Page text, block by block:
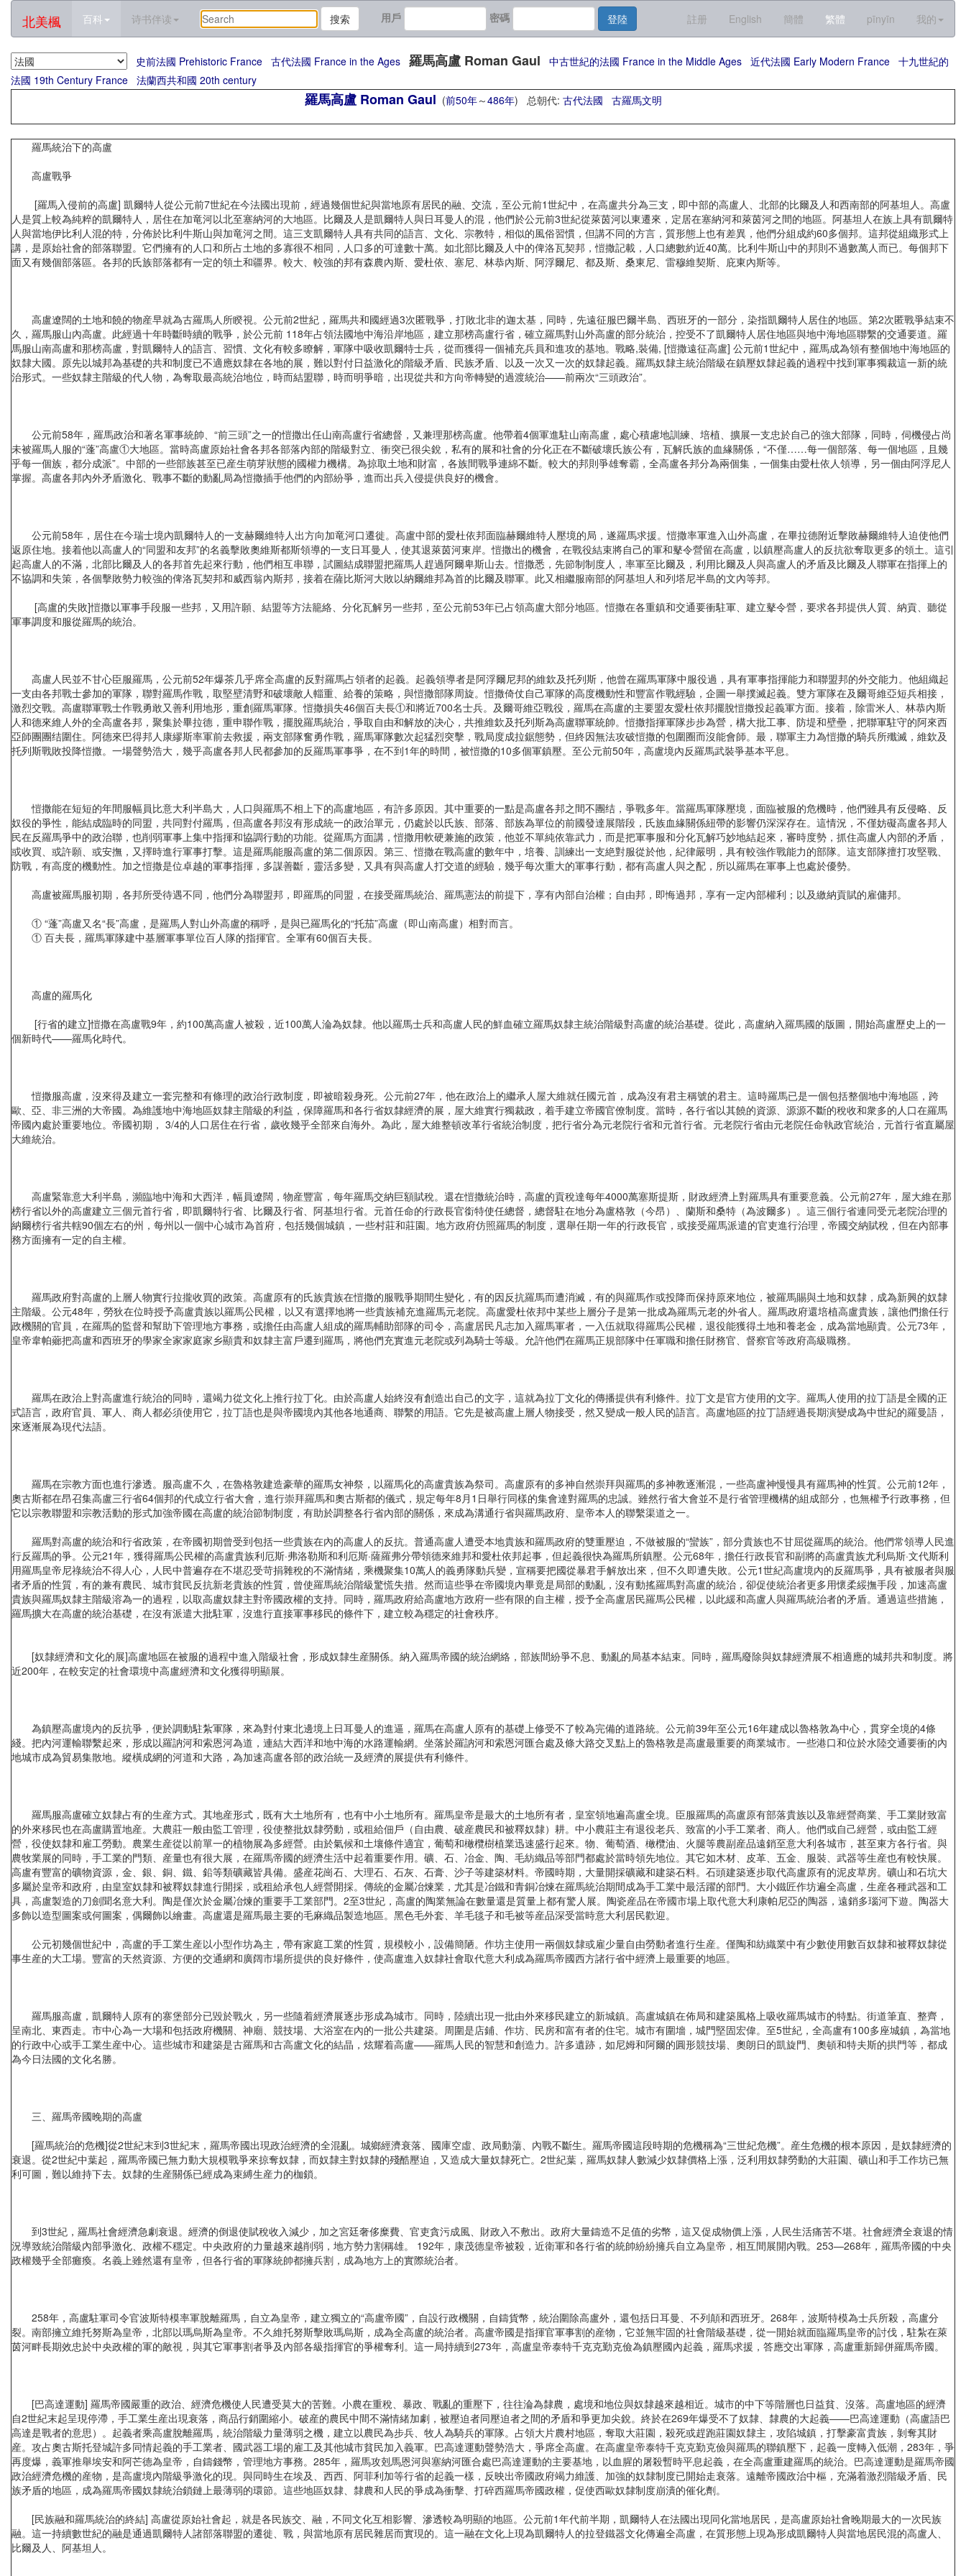
北美楓 百科 诗书伴读 搜索 用戶 密碼 登陸 註册 English 簡體 繁體 pīnyīn 我的
史前法國 Prehistoric France 古代法國 France in the Ages 羅馬高盧 Roman Gaul 中古世紀的法國 France in the Middle Ages 近代法國 Early Modern France 十九世紀的
法國 19th Century France 法蘭西共和國 20th century
羅馬高盧 Roman Gaul (前50年～486年) 总朝代: 古代法國 古羅馬文明
羅馬統治下的高盧
高盧戰爭
[羅馬入侵前的高盧] 凱爾特人從公元前7世紀在今法國出現前，經過幾個世紀與當地原有居民的融、交流，至公元前1世紀中，在高盧共分為三支，即中部的高盧人、北部的比爾及人和西南部的阿基坦人。高盧
人是質上較為純粹的凱爾特人，居住在加竜河以北至塞納河的大地區。比爾及人是凱爾特人與日耳曼人的混，他們於公元前3世紀從萊茵河以東遷來，定居在塞納河和萊茵河之間的地區。阿基坦人在族上具有凱爾特
人與當地伊比利人混的特，分佈於比利牛斯山與加竜河之間。這三支凱爾特人具有共同的語言、文化、宗教特，相似的風俗習慣，但講不同的方言，質形態上也有差異，他們分組成約60多個邦。這邦從組織形式上
講，是原始社會的部落聯盟。它們擁有的人口和所占土地的多寡很不相同，人口多的可達數十萬。如北部比爾及人中的俾洛瓦契邦，愷撒記載，人口總數約近40萬。比利牛斯山中的邦則不過數萬人而已。每個邦下
面又有幾個部落區。各邦的氏族部落都有一定的領土和疆界。較大、較強的邦有森農內斯、愛杜依、塞尼、林恭內斯、阿浮爾尼、都及斯、桑東尼、雷穆維契斯、庇東內斯等。
高盧遼闊的土地和饒的物産早就為古羅馬人所睽視。公元前2世紀，羅馬共和國經過3次匿戰爭，打敗北非的迦太基，同時，先遠征服巴爾半島、西班牙的一部分，染指凱爾特人居住的地區。第2次匿戰爭結束不
久，羅馬服山內高盧。此經過十年時斷時續的戰爭，於公元前 118年占領法國地中海沿岸地區，建立那榜高盧行省，確立羅馬對山外高盧的部分統治，控受不了凱爾特人居住地區與地中海地區聯繫的交通要道。羅
馬服山南高盧和那榜高盧，對凱爾特人的語言、習慣、文化有較多瞭解，軍隊中吸收凱爾特士兵，從而獲得一個補充兵員和進攻的基地。戰略,裝備, [愷撒遠征高盧] 公元前1世紀中，羅馬成為領有整個地中海地區的
奴隸大國。原先以城邦為基礎的共和制度已不適應奴隸在各地的展，難以對付日益激化的階級矛盾、民族矛盾、以及一次又一次的奴隸起義。羅馬奴隸主統治階級在鎮壓奴隸起義的過程中找到軍事獨裁這一新的統
治形式。一些奴隸主階級的代人物，為奪取最高統治地位，時而結盟聯，時而明爭暗，出現從共和方向帝轉變的過渡統治——前兩次“三頭政治”。
公元前58年，羅馬政治和著名軍事統帥、“前三頭”之一的愷撒出任山南高盧行省總督，又兼理那榜高盧。他帶着4個軍進駐山南高盧，處心積慮地訓練、培植、擴展一支忠於自己的強大部隊，同時，伺機侵占尚
未被羅馬人服的“蓬”高盧①大地區。當時高盧原始社會各邦各部落內部的階級對立、衝突已很尖銳，私有的展和社會的分化正在不斷破壞氏族公有，瓦解氏族的血緣關係，“不僅……每一個部落、每一個地區，且幾
乎每一個族，都分成派”。中部的一些部族甚至已産生萌芽狀態的國權力機構。為掠取土地和財富，各族間戰爭連綿不斷。較大的邦則爭雄奪霸，全高盧各邦分為兩個集，一個集由愛杜依人領導，另一個由阿浮尼人
掌握。高盧各邦內外矛盾激化、戰事不斷的動亂局為愷撒插手他們的內部紛爭，進而出兵入侵提供良好的機會。
公元前58年，居住在今瑞士境內凱爾特人的一支赫爾維特人出方向加竜河口遷徙。高盧中部的愛杜依邦面臨赫爾維特人壓境的局，遂羅馬求援。愷撒率軍進入山外高盧，在畢拉德附近擊敗赫爾維特人迫使他們
返原住地。接着他以高盧人的“同盟和友邦”的名義擊敗奧維斯都斯領導的一支日耳曼人，使其退萊茵河東岸。愷撒出的機會，在戰役結束將自己的軍和鼕令營留在高盧，以鎮壓高盧人的反抗欲奪取更多的領土。這引
起高盧人的不滿，北部比爾及人的各邦首先起來行動，他們相互串聯，試圖結成聯盟把羅馬人趕過阿爾卑斯山去。愷撒悉，先節制制度人，率軍至比爾及，利用比爾及人與高盧人的矛盾及比爾及人聯軍在指揮上的
不協調和失策，各個擊敗勢力較強的俾洛瓦契邦和威西翁內斯邦，接着在薩比斯河大敗以納爾維邦為首的比爾及聯軍。此又相繼服南部的阿基坦人和列塔尼半島的文內等邦。
[高盧的失敗]愷撒以軍事手段服一些邦，又用許願、結盟等方法籠絡、分化瓦解另一些邦，至公元前53年已占領高盧大部分地區。愷撒在各重鎮和交通要衝駐軍、建立鼕令營，要求各邦提供人質、納貢、聽從
軍事調度和服從羅馬的統治。
高盧人民並不甘心臣服羅馬，公元前52年爆茶几乎席全高盧的反對羅馬占領者的起義。起義領導者是阿浮爾尼邦的維欽及托列斯，他曾在羅馬軍隊中服役過，具有軍事指揮能力和聯盟邦的外交能力。他組織起
一支由各邦戰士參加的軍隊，聯對羅馬作戰，取堅壁清野和破壞敵人輜重、給養的策略，與愷撒部隊周旋。愷撒倚仗自己軍隊的高度機動性和豐富作戰經驗，企圖一舉撲滅起義。雙方軍隊在及爾哥維亞短兵相接，
激烈交戰。高盧聯軍戰士作戰勇敢又善利用地形，重創羅馬軍隊。愷撒損失46個百夫長①和將近700名士兵。及爾哥維亞戰役，羅馬在高盧的主要盟友愛杜依邦擺脫愷撒投起義軍方面。接着，除雷米人、林恭內斯
人和德來維人外的全高盧各邦，聚集於畢拉德，重申聯作戰，擺脫羅馬統治，爭取自由和解放的决心，共推維欽及托列斯為高盧聯軍統帥。愷撒指揮軍隊步步為營，構大批工事、防堤和壁壘，把聯軍駐守的阿來西
亞師團團结圍住。阿德來巴得邦人康繆斯率軍前去救援，兩支部隊奮勇作戰，羅馬軍隊數次起猛烈突擊，戰局度成拉鋸態勢，但終因無法攻破愷撒的包圍圈而沒能會師。最，聯軍主力為愷撒的騎兵所殲滅，維欽及
托列斯戰敗投降愷撒。一場聲勢浩大，幾乎高盧各邦人民都參加的反羅馬軍事爭，在不到1年的時間，被愷撒的10多個軍鎮壓。至公元前50年，高盧境內反羅馬武裝爭基本平息。
愷撒能在短短的年間服幅員比意大利半島大，人口與羅馬不相上下的高盧地區，有許多原因。其中重要的一點是高盧各邦之間不團结，爭戰多年。當羅馬軍隊壓境，面臨被服的危機時，他們雖具有反侵略、反
奴役的爭性，能結成臨時的同盟，共同對付羅馬，但高盧各邦沒有形成統一的政治單元，仍處於以氏族、部落、部族為單位的前國發達展階段，氏族血緣關係紐帶的影響仍深深存在。這情況，不僅妨礙高盧各邦人
民在反羅馬爭中的政治聯，也削弱軍事上集中指揮和協調行動的功能。從羅馬方面講，愷撒用軟硬兼施的政策，他並不單純依靠武力，而是把軍事服和分化瓦解巧妙地結起來，審時度勢，抓住高盧人內部的矛盾，
或收買、或許願、或安撫，又擇時進行軍事打擊。這是羅馬能服高盧的第二個原因。第三、愷撒在戰高盧的數年中，培養、訓練出一支絶對服從於他，紀律嚴明，具有較強作戰能力的部隊。這支部隊擅打攻堅戰、
防戰，有高度的機動性。加之愷撒是位卓越的軍事指揮，多謀善斷，靈活多變，又具有與高盧人打交道的經驗，幾乎每次重大的軍事行動，都有高盧人與之配，所以羅馬在軍事上也處於優勢。
高盧被羅馬服初期，各邦所受待遇不同，他們分為聯盟邦，即羅馬的同盟，在接受羅馬統治、羅馬憲法的前提下，享有內部自治權；自由邦，即悔過邦，享有一定內部權利；以及繳納貢賦的雇傭邦。
① “蓬”高盧又名“長”高盧，是羅馬人對山外高盧的稱呼，是與已羅馬化的“托茄”高盧（即山南高盧）相對而言。
① 百夫長，羅馬軍隊建中基層軍事單位百人隊的指揮官。全軍有60個百夫長。
高盧的羅馬化
[行省的建立]愷撒在高盧戰9年，約100萬高盧人被殺，近100萬人淪為奴隸。他以羅馬士兵和高盧人民的鮮血確立羅馬奴隸主統治階級對高盧的統治基礎。從此，高盧納入羅馬國的版圖，開始高盧歷史上的一
個新時代——羅馬化時代。
愷撒服高盧，沒來得及建立一套完整和有條理的政治行政制度，即被暗殺身死。公元前27年，他在政治上的繼承人屋大維就任國元首，成為沒有君主稱號的君主。這時羅馬已是一個包括整個地中海地區，跨
歐、亞、非三洲的大帝國。為維護地中海地區奴隸主階級的利益，保障羅馬和各行省奴隸經濟的展，屋大維實行獨裁政，着手建立帝國官僚制度。當時，各行省以其饒的資源、源源不斷的稅收和衆多的人口在羅馬
帝國內處於重要地位。帝國初期， 3/4的人口居住在行省，歲收幾乎全部來自海外。為此，屋大維整頓改革行省統治制度，把行省分為元老院行省和元首行省。元老院行省由元老院任命執政官統治，元首行省直屬屋
大維統治。
高盧緊靠意大利半島，瀕臨地中海和大西洋，幅員遼闊，物産豐富，每年羅馬交納巨額賦稅。還在愷撒統治時，高盧的貢稅達每年4000萬塞斯提斯，財政經濟上對羅馬具有重要意義。公元前27年，屋大維在那
榜行省以外的高盧建立三個元首行省，即凱爾特行省、比爾及行省、阿基坦行省。元首任命的行政長官銜特使任總督，總督駐在地分為盧格敦（今昂）、蘭斯和桑特（為波爾多）。這三個行省連同受元老院治理的
納爾榜行省共轄90個左右的州，每州以一個中心城市為首府，包括幾個城鎮，一些村莊和莊園。地方政府仿照羅馬的制度，選舉任期一年的行政長官，或接受羅馬派遣的官吏進行治理，帝國交納賦稅，但在內部事
務方面擁有一定的自主權。
羅馬政府對高盧的上層人物實行拉攏收買的政策。高盧原有的氏族貴族在愷撒的服戰爭期間生變化，有的因反抗羅馬而遭消滅，有的與羅馬作或投降而保持原來地位，被羅馬賜與土地和奴隸，成為新興的奴隸
主階級。公元48年，勞狄在位時授予高盧貴族以羅馬公民權，以又有選擇地將一些貴族補充進羅馬元老院。高盧愛杜依邦中某些上層分子是第一批成為羅馬元老的外省人。羅馬政府還培植高盧貴族，讓他們擔任行
政機關的官員，在羅馬的監督和幫助下管理地方事務，或擔任由高盧人組成的羅馬輔助部隊的司令，高盧居民凡志加入羅馬軍者，一入伍就取得羅馬公民權，退役能獲得土地和養老金，成為當地顯貴。公元73年，
皇帝韋帕薌把高盧和西班牙的學家全家家庭家乡顯貴和奴隸主富戶遷到羅馬，將他們充實進元老院或列為騎士等級。允許他們在羅馬正規部隊中任軍職和擔任財務官、督察官等政府高級職務。
羅馬在政治上對高盧進行統治的同時，還竭力從文化上推行拉丁化。由於高盧人始終沒有創造出自己的文字，這就為拉丁文化的傳播提供有利條件。拉丁文是官方使用的文字。羅馬人使用的拉丁語是全國的正
式語言，政府官員、軍人、商人都必須使用它，拉丁語也是與帝國境內其他各地通商、聯繫的用語。它先是被高盧上層人物接受，然又變成一般人民的語言。高盧地區的拉丁語經過長期演變成為中世紀的羅曼語，
來逐漸展為現代法語。
羅馬在宗教方面也進行滲透。服高盧不久，在魯格敦建造豪華的羅馬女神祭，以羅馬化的高盧貴族為祭司。高盧原有的多神自然崇拜與羅馬的多神教逐漸混，一些高盧神慢慢具有羅馬神的性質。公元前12年，
奧古斯都在昂召集高盧三行省64個邦的代成立行省大會，進行崇拜羅馬和奧古斯都的儀式，規定每年8月1日舉行同樣的集會達對羅馬的忠誠。雖然行省大會並不是行省管理機構的組成部分，也無權予行政事務，但
它以宗教聯盟和宗教活動的形式加強帝國在高盧的統治節制制度，有助於調整各行省內部的關係，來成為溝通行省與羅馬政府、皇帝本人的聯繫渠道之一。
羅馬對高盧的統治和行省政策，在帝國初期曾受到包括一些貴族在內的高盧人的反抗。普通高盧人遭受本地貴族和羅馬政府的雙重壓迫，不做被服的“蠻族”，部分貴族也不甘屈從羅馬的統治。他們常領導人民進
行反羅馬的爭。公元21年，獲得羅馬公民權的高盧貴族利厄斯·弗洛勒斯和利厄斯·薩羅弗分帶領德來維邦和愛杜依邦起事，但起義很快為羅馬所鎮壓。公元68年，擔任行政長官和副將的高盧貴族尤利烏斯·文代斯利
用羅馬皇帝尼祿統治不得人心，人民中普遍存在不堪忍受苛捐雜稅的不滿情緒，乘機聚集10萬人的義勇隊動兵變，宣稱要把國從暴君手解放出來，但不久即遭失敗。公元1世紀高盧境內的反羅馬爭，具有被服者與服
者矛盾的性質，有的兼有農民、城市貧民反抗新老貴族的性質，曾使羅馬統治階級驚慌失措。然而這些爭在帝國境內畢竟是局部的動亂，沒有動搖羅馬對高盧的統治，卻促使統治者更多用懷柔綏撫手段，加速高盧
貴族與羅馬奴隸主階級溶為一的過程，以取高盧奴隸主對帝國政權的支持。同時，羅馬政府給高盧地方政府一些有限的自主權，授予全高盧居民羅馬公民權，以此緩和高盧人與羅馬統治者的矛盾。通過這些措施，
羅馬擴大在高盧的統治基礎，在沒有派遣大批駐軍，沒進行直接軍事移民的條件下，建立較為穩定的社會秩序。
[奴隸經濟和文化的展]高盧地區在被服的過程中進入階級社會，形成奴隸生産關係。納入羅馬帝國的統治網絡，部族間紛爭不息、動亂的局基本結束。同時，羅馬廢除與奴隸經濟展不相適應的城邦共和制度。將
近200年，在較安定的社會環境中高盧經濟和文化獲得明顯展。
為鎮壓高盧境內的反抗爭，便於調動駐紮軍隊，來為對付東北邊境上日耳曼人的進逼，羅馬在高盧人原有的基礎上修受不了較為完備的道路統。公元前39年至公元16年建成以魯格敦為中心，貫穿全境的4條
綫。把內河運輸聯繫起來，形成以羅訥河和索恩河為道，連結大西洋和地中海的水路運輸網。坐落於羅訥河和索恩河匯合處及條大路交叉點上的魯格敦是高盧最重要的商業城市。一些港口和位於水陸交通要衝的內
地城市成為貿易集散地。縱橫成網的河道和大路，為加速高盧各部的政治統一及經濟的展提供有利條件。
羅馬服高盧確立奴隸占有的生産方式。其地産形式，既有大土地所有，也有中小土地所有。羅馬皇帝是最大的土地所有者，皇室領地遍高盧全境。臣服羅馬的高盧原有部落貴族以及靠經營商業、手工業財致富
的外來移民也在高盧購置地産。大農莊一般由監工管理，役使整批奴隸勞動，或租給佃戶（自由農、破産農民和被釋奴隸）耕。中小農莊主有退役老兵、致富的小手工業者、商人。他們或自己經營，或由監工經
營，役使奴隸和雇工勞動。農業生産從以前單一的植物展為多經營。由於氣候和土壤條件適宜，葡萄和橄欖樹植業迅速盛行起來。物、葡萄酒、橄欖油、火腿等農副産品遠銷至意大利各城市，甚至東方各行省。與
農牧業展的同時，手工業的門類、産量也有很大展，在羅馬帝國的經濟生活中起着重要作用。礦、石、冶金、陶、毛紡織品等部門都處於當時領先地位。其它如木材、皮革、五金、服裝、武器等生産也有較快展。
高盧有豐富的礦物資源，金、銀、銅、鐵、鉛等類礦藏皆具備。盛産花崗石、大理石、石灰、石膏、沙子等建築材料。帝國時期，大量開採礦藏和建築石料。石頭建築逐步取代高盧原有的泥皮草房。礦山和石坑大
多屬於皇帝和政府，由皇室奴隸和被釋奴隸進行開採，或租給承包人經營開採。傳統的金屬冶煉業，尤其是冶鐵和青銅冶煉在羅馬統治期間成為手工業中最活躍的部門。大小鐵匠作坊遍全高盧，生産各種武器和工
具，高盧製造的刀劍聞名意大利。陶是僅次於金屬冶煉的重要手工業部門。2至3世紀，高盧的陶業無論在數量還是質量上都有驚人展。陶瓷産品在帝國市場上取代意大利康帕尼亞的陶器，遠銷多瑙河下遊。陶器大
多飾以造型圖案或何圖案，偶爾飾以繪畫。高盧還是羅馬最主要的毛麻織品製造地區。黑色毛外套、羊毛毯子和毛被等産品深受當時意大利居民歡迎。
公元初幾個世紀中，高盧的手工業生産以小型作坊為主，帶有家庭工業的性質，規模較小，設備簡陋。作坊主使用一兩個奴隸或雇少量自由勞動者進行生産。僅陶和紡織業中有少數使用數百奴隸和被釋奴隸從
事生産的大工場。豐富的天然資源、方便的交通網和廣阔市場所提供的良好條件，使高盧進入奴隸社會取代意大利成為羅馬帝國西方諸行省中經濟上最重要的地區。
羅馬服高盧，凱爾特人原有的寨堡部分已毀於戰火，另一些隨着經濟展逐步形成為城市。同時，陸續出現一批由外來移民建立的新城鎮。高盧城鎮在佈局和建築風格上吸收羅馬城市的特點。街道筆直、整齊，
呈南北、東西走。市中心為一大場和包括政府機關、神廟、競技場、大浴室在內的一批公共建築。周圍是店鋪、作坊、民房和富有者的住宅。城市有圍墻，城門堅固宏偉。至5世紀，全高盧有100多座城鎮，為當地
的行政中心或手工業生産中心。這些城市和建築是古羅馬和古高盧文化的結晶，炫耀着高盧——羅馬人民的智慧和創造力。許多遺跡，如尼姆和阿爾的圓形競技場、奧朗日的凱旋門、奧頓和特夫斯的拱門等，都成
為今日法國的文化名勝。
三、羅馬帝國晚期的高盧
[羅馬統治的危機]從2世紀末到3世紀末，羅馬帝國出現政治經濟的全混亂。城鄉經濟衰落、國庫空虛、政局動蕩、內戰不斷生。羅馬帝國這段時期的危機稱為“三世紀危機”。産生危機的根本原因，是奴隸經濟的
衰退。從2世紀中葉起，羅馬帝國已無力動大規模戰爭來掠奪奴隸，而奴隸主對奴隸的殘酷壓迫，又造成大量奴隸死亡。2世紀葉，羅馬奴隸人數減少奴隸價格上漲，泛利用奴隸勞動的大莊園、礦山和手工作坊已無
利可圖，難以維持下去。奴隸的生産關係已經成為束縛生産力的枷鎖。
到3世紀，羅馬社會經濟急劇衰退。經濟的倒退使賦稅收入減少，加之宮廷奢侈糜費、官吏貪污成風、財政入不敷出。政府大量鑄造不足值的劣幣，這又促成物價上漲，人民生活痛苦不堪。社會經濟全衰退的情
況導致統治階級內部爭激化、政權不穩定。中央政府的力量越來越削弱，地方勢力割稱雄。 192年，康茂德皇帝被殺，近衛軍和各行省的統帥紛紛擁兵自立為皇帝，相互間展開內戰。253—268年，羅馬帝國的中央
政權幾乎全部癱瘓。名義上雖然還有皇帝，但各行省的軍隊統帥都擁兵割，成為地方上的實際統治者。
258年，高盧駐軍司令官波斯特模率軍脫離羅馬，自立為皇帝，建立獨立的“高盧帝國”，自設行政機關，自鑄貨幣，統治圍除高盧外，還包括日耳曼、不列顛和西班牙。268年，波斯特模為士兵所殺，高盧分
裂。南部擁立維托努斯為皇帝，北部以瑪烏斯為皇帝。不久維托努斯擊敗瑪烏斯，成為全高盧的統治者。高盧帝國是指揮官軍事割的産物，它並無牢固的社會階級基礎，從一開始就面臨羅馬皇帝的討伐，駐紮在萊
茵河畔長期效忠於中央政權的軍的敵視，與其它軍事割者爭及內部各級指揮官的爭權奪利。這一局持續到273年，高盧皇帝泰特千克克勤克儉為鎮壓國內起義，羅馬求援，答應交出軍隊，高盧重新歸併羅馬帝國。
[巴高達運動] 羅馬帝國嚴重的政治、經濟危機使人民遭受莫大的苦難。小農在重稅、暴政、戰亂的重壓下，往往淪為隸農，處境和地位與奴隸越來越相近。城市的中下等階層也日益貧、沒落。高盧地區的經濟
自2世紀末起呈現停滯，手工業生産出現衰落，商品行銷圍縮小。破産的農民中間不滿情緒加劇，被壓迫者同壓迫者之間的矛盾和爭更加尖銳。終於在269年爆受不了奴隸、隸農的大起義——巴高達運動（高盧語巴
高達是戰者的意思）。起義者乘高盧脫離羅馬，統治階級力量薄弱之機，建立以農民為步兵、牧人為騎兵的軍隊。占領大片農村地區，奪取大莊園，殺死或趕跑莊園奴隸主，攻陷城鎮，打擊豪富貴族，剝奪其財
産。攻占奧古斯托登城許多同情起義的手工業者、國武器工場的雇工及其他城市貧民加入義軍。巴高達運動聲勢浩大，爭席全高盧。在高盧皇帝泰特千克克勤克儉與羅馬的聯鎮壓下，起義一度轉入低潮，283年，爭
再度爆，義軍推舉埃安和阿芒德為皇帝，自鑄錢幣，管理地方事務。285年，羅馬攻剋馬恩河與塞納河匯合處巴高達運動的主要基地，以血腥的屠殺暫時平息起義，在全高盧重建羅馬的統治。巴高達運動是羅馬帝國
政治經濟危機的産物，是高盧境內階級爭激化的現。與同時生在埃及、西西、阿菲利加等行省的起義一樣，反映出帝國政府竭力維護、加強的奴隸制度已開始走衰落。遠離帝國政治中樞，充滿着激烈階級矛盾、民
族矛盾的地區，成為羅馬帝國奴隸統治鎖鏈上最薄弱的環節。這些地區奴隸、隸農和人民的爭成為衝擊、打碎西羅馬帝國政權，促使西歐奴隸制度崩潰的催化劑。
[民族融和羅馬統治的終結] 高盧從原始社會起，就是各民族交、融，不同文化互相影響、滲透較為明顯的地區。公元前1年代前半期，凱爾特人在法國出現同化當地居民，是高盧原始社會晚期最大的一次民族
融。這一持續數世紀的融是通過凱爾特人諸部落聯盟的遷徙、戰，與當地原有居民雜居而實現的。這一融在文化上現為凱爾特人的拉登鐵器文化傳遍全高盧，在質形態上現為形成凱爾特人與當地居民混的高盧人、
比爾及人、阿基坦人。